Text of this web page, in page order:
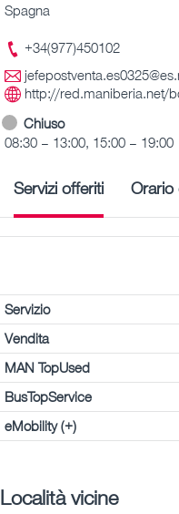
Spagna
+34(977)450102
http://red.maniberia.net/
Chiuso
08:30 – 13:00, 15:00 – 19:00
Servizi offeriti Orario
Servizio
Vendita
MAN TopUsed
BusTopService
eMobility (+)
Località vicine